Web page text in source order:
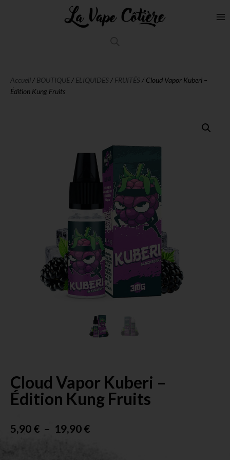
Accueil/ BOUTIQUE/ ELIQUIDES / FRUITÉS / Cloud Vapor Kuberi –
Édition Kung Fruits
Cloud Vapor Kuberi –
Édition Kung Fruits
5,90€ – 19,90€